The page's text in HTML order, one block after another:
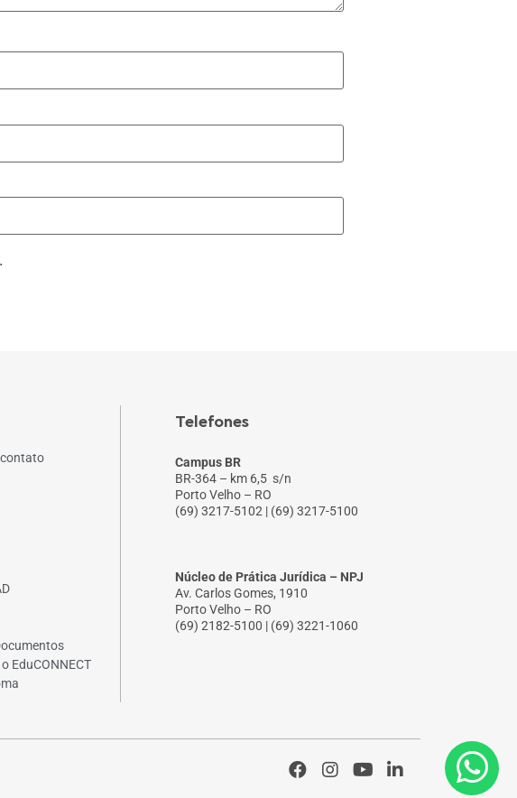
EduCONNECT
Telefones
Campus BR
BR-364 – km 6,5 s/n
Porto Velho – RO
(69) 3217-5102 | (69) 3217-5100
Núcleo de Prática Jurídica – NPJ
Av. Carlos Gomes, 1910
Porto Velho – RO
(69) 2182-5100 | (69) 3221-1060